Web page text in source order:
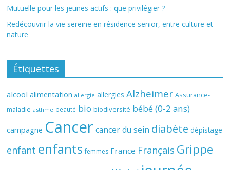
Mutuelle pour les jeunes actifs : que privilégier ?
Redécouvrir la vie sereine en résidence senior, entre culture et
nature
Étiquettes
alcool alimentation allergie allergies Alzheimer Assurance-
maladie asthme beauté bio biodiversité bébé (0-2 ans)
campagne Cancer cancer du sein diabète dépistage
enfant enfants femmes France Français Grippe